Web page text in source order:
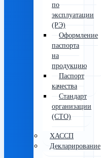
по
эксплуатации
(РЭ)
Оформление
паспорта
на
продукцию
Паспорт
качества
Стандарт
организации
(СТО)
ХАССП
Декларирование